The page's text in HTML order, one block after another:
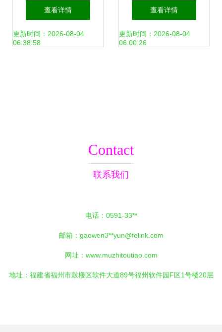
成财务系统 引领企
业迈入产品化集成
查看详情
更新时间：2026-08-04
06:38:58
教程（五） 微服务
大型复杂系统的架
查看详情
更新时间：2026-08-04
06:00:26
Contact
联系我们
电话：0591-33**
邮箱：gaowen3**yun@felink.com
网址： www.muzhitoutiao.com
地址：福建省福州市鼓楼区软件大道89号福州软件园F区1号楼20层